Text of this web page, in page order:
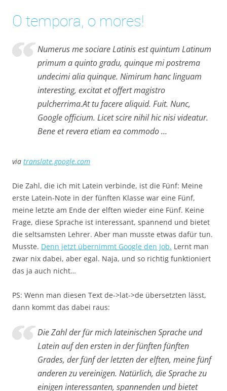
O tempora, o mores!
Numerus me sociare Latinis est quintum Latinum
primum a quinto gradu, quinque mi postrema
undecimi alia quinque. Nimirum hanc linguam
interesting, excitat et offert magistro
pulcherrima.At tu facere aliquid. Fuit. Nunc,
Google officium. Licet scire nihil hic nisi videatur.
Bene et revera etiam ea commodo …
via translate.google.com
Die Zahl, die ich mit Latein verbinde, ist die Fünf: Meine
erste Latein-Note in der fünften Klasse war eine Fünf,
meine letzte am Ende der elften wieder eine Fünf. Keine
Frage, diese Sprache ist interessant, spannend und bietet
die seltsamsten Lehrer. Aber man musste etwas dafür tun.
Musste. Denn jetzt übernimmt Google den Job. Lernt man
zwar nix dabei, aber egal. Naja, und so richtig funktioniert
das ja auch nicht…
PS: Wenn man diesen Text de->lat->de übersetzten lässt,
dann kommt das dabei raus:
Die Zahl der für mich lateinischen Sprache und
Latein auf den ersten in der fünften fünften
Grades, der fünf der letzten der elften, meine fünf
anderen zu vereinigen. Natürlich, die Sprache zu
einigen interessanten, spannenden und bietet